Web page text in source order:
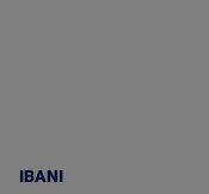
IBANI